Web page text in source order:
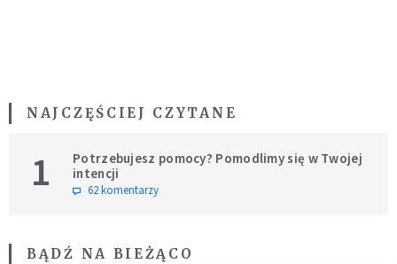
NAJCZĘŚCIEJ CZYTANE
1
Potrzebujesz pomocy? Pomodlimy się w Twojej
intencji
62 komentarzy
BĄDŹ NA BIEŻĄCO